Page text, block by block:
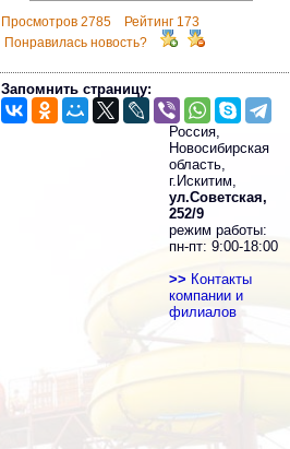
Просмотров 2785 Рейтинг 173
Понравилась новость?
Запомнить страницу:
Россия,
Новосибирская
область,
г.Искитим,
ул.Советская,
252/9
режим работы:
пн-пт: 9:00-18:00
>> Контакты
компании и
филиалов